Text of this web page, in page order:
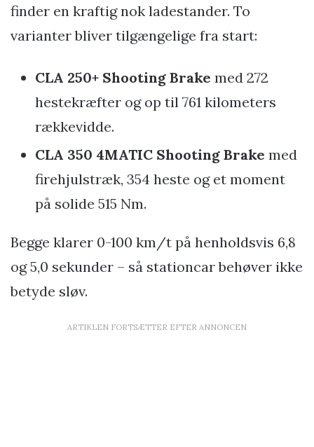
finder en kraftig nok ladestander. To
varianter bliver tilgængelige fra start:
CLA 250+ Shooting Brake med 272
hestekræfter og op til 761 kilometers
rækkevidde.
CLA 350 4MATIC Shooting Brake med
firehjulstræk, 354 heste og et moment
på solide 515 Nm.
Begge klarer 0-100 km/t på henholdsvis 6,8
og 5,0 sekunder – så stationcar behøver ikke
betyde sløv.
ARTIKLEN FORTSÆTTER EFTER ANNONCEN